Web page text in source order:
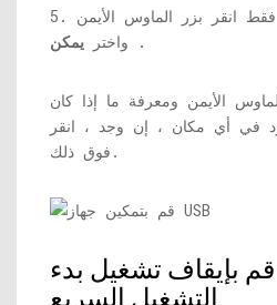
5. إذا كان هناك أي منها ، فقط انقر بزر الماوس الأيمن
واختر يمكن .
الأيمن ومعرفة ما إذا كان
في أي مكان ، إن وجد ، انقر
فوق ذلك.
3 - قم بإيقاف تشغيل بدء